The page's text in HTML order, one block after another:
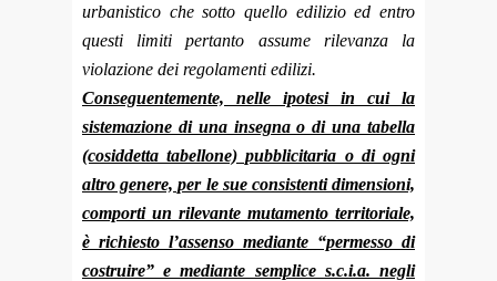
urbanistico che sotto quello edilizio ed entro
questi limiti pertanto assume rilevanza la
violazione dei regolamenti edilizi.
Conseguentemente, nelle ipotesi in cui la
sistemazione di una insegna o di una tabella
(cosiddetta tabellone) pubblicitaria o di ogni
altro genere, per le sue consistenti dimensioni,
comporti un rilevante mutamento territoriale,
è richiesto l’assenso mediante “permesso di
costruire” e mediante semplice s.c.i.a. negli